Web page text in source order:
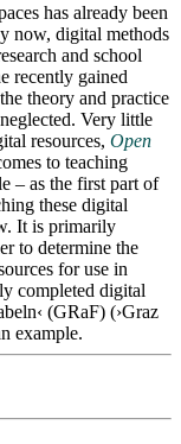
has already been
now, digital methods
and school
recently gained
theory and practice
Very little
resources, Open
to teaching
– as the first part of
these digital
It is primarily
to determine the
for use in
completed digital
(GRaF) (›Graz
example.